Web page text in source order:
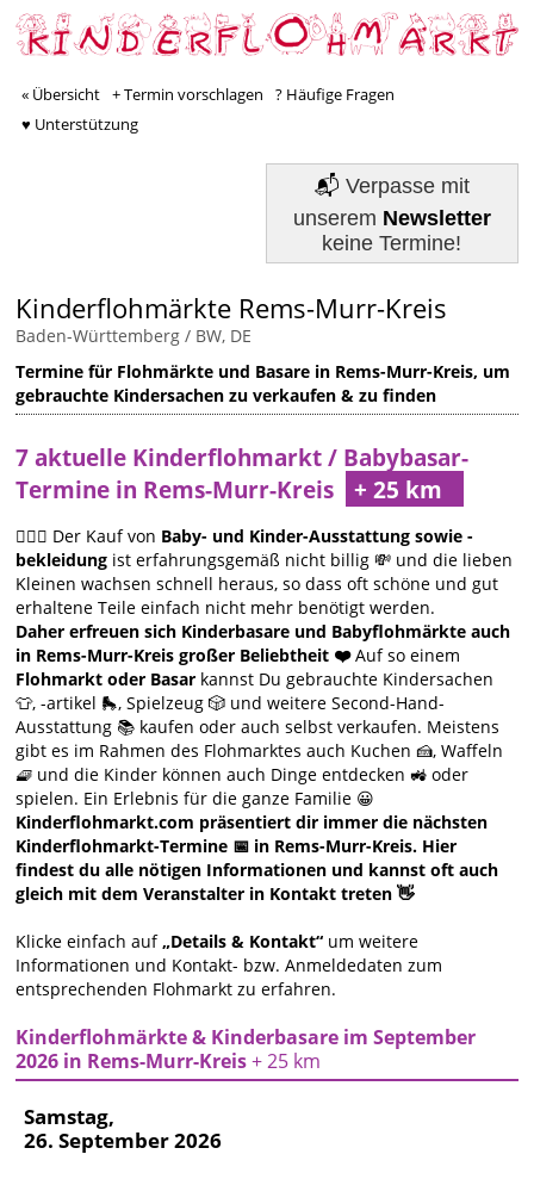
« Übersicht + Termin vorschlagen
? Häufige Fragen
♥ Unterstützung
📬 Verpasse mit
unserem Newsletter
keine Termine!
Kinderflohmärkte Rems-Murr-Kreis
Baden-Württemberg / BW, DE
Termine für Flohmärkte und Basare in Rems-Murr-Kreis, um
gebrauchte Kindersachen zu verkaufen & zu finden
7 aktuelle Kinderflohmarkt / Babybasar-
Termine in Rems-Murr-Kreis
🙋🏻‍♀️ Der Kauf von Baby- und Kinder-Ausstattung sowie -
bekleidung ist erfahrungsgemäß nicht billig 💸 und die lieben
Kleinen wachsen schnell heraus, so dass oft schöne und gut
erhaltene Teile einfach nicht mehr benötigt werden.
Daher erfreuen sich Kinderbasare und Babyflohmärkte auch
in Rems-Murr-Kreis großer Beliebtheit ❤️Auf so einem
Flohmarkt oder Basar kannst Du gebrauchte Kindersachen
👕, -artikel 🛼, Spielzeug 🎲 und weitere Second-Hand-
Ausstattung 📚 kaufen oder auch selbst verkaufen. Meistens
gibt es im Rahmen des Flohmarktes auch Kuchen 🍰, Waffeln
🧇 und die Kinder können auch Dinge entdecken 🚜 oder
spielen. Ein Erlebnis für die ganze Familie 😀
Kinderflohmarkt.com präsentiert dir immer die nächsten
Kinderflohmarkt-Termine 📅 in Rems-Murr-Kreis. Hier
findest du alle nötigen Informationen und kannst oft auch
gleich mit dem Veranstalter in Kontakt treten 👋
Klicke einfach auf„Details & Kontakt“ um weitere
Informationen und Kontakt- bzw. Anmeldedaten zum
entsprechenden Flohmarkt zu erfahren.
Kinderflohmärkte & Kinderbasare im September
2026 in Rems-Murr-Kreis+ 25 km
Samstag,
26. September 2026